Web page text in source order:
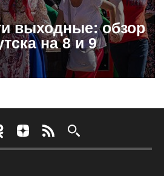
выходные: обзор
на 8 и 9